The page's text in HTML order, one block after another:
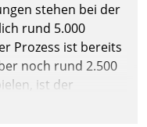
stehen bei der
rund 5.000
Prozess ist bereits
noch rund 2.500
ist der
immens. Im